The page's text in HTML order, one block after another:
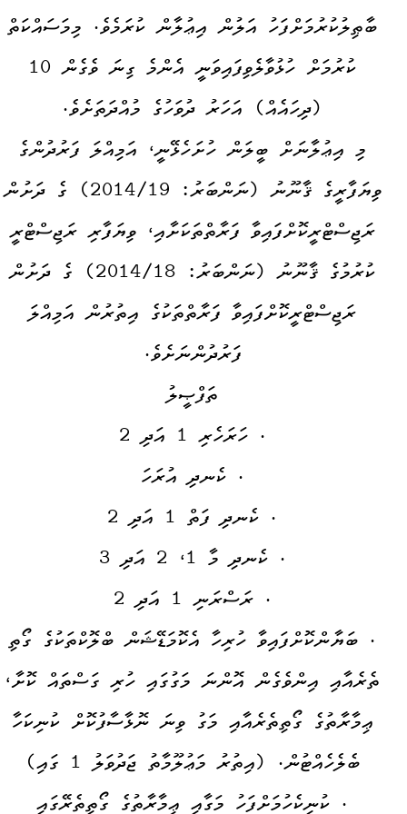
ބާޠިލުކުރުމަށްފަހު އަލުން އިޢުލާން ކުރަމެވެ. މިމަސައްކަތް
ކުރުމަށް ހުޅުވާލެވިފައިވަނީ އެންމެ ގިނަ ވެގެން 10
(ދިހައެއް) އަހަރު ދުވަހުގެ މުއްދަތަށެވެ.
މި އިޢުލާނަށް ބީލަން ހުށަހެޅޭނީ، އަމިއްލަ ފަރުދުންގެ
ވިޔަފާރީގެ ޤާނޫނު (ނަންބަރު: 2014/19) ގެ ދަށުން
ރަޖިސްޓްރީކޮށްފައިވާ ފަރާތްތަކަށާއި، ވިޔަފާރި ރަޖިސްޓްރީ
ކުރުމުގެ ޤާނޫނު (ނަންބަރު: 2014/18) ގެ ދަށުން
ރަޖިސްޓްރީކޮށްފައިވާ ފަރާތްތަކުގެ އިތުރުން އަމިއްލަ
ފަރުދުންނަށެވެ.
ތަފްޞީލު
. ހަރަހެރި 1 އަދި 2
. ކެނދި އުރަހަ
. ކެނދި ފަތް 1 އަދި 2
. ކެނދި މާ 1، 2 އަދި 3
. ރަސްރަނި 1 އަދި 2
. ބަޔާންކޮށްފައިވާ ހުރިހާ އެކޮމަޑޭޝަން ބްލޮކްތަކުގެ ގޯތި
ތެރެއާއި އިންވެގެން އޮންނަ މަގުގައި ހުރި ގަސްތައް ކޮށާ،
ޢިމާރާތުގެ ގޯތިތެރެއާއި މަގު ވިނަ ނޮޅާސާފުކޮށް ކުނިކަހާ
ބެލެހެއްޓުން. (އިތުރު މަޢުލޫމާތު ޖަދުވަލު 1 ގައި)
. ކުނިކެހުމަށްފަހު މަގާއި ޢިމާރާތުގެ ގޯތިތެރޭގައި